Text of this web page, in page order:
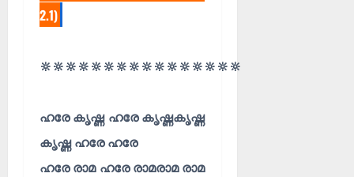
2.1)
🔆🔆🔆🔆🔆🔆🔆🔆🔆🔆🔆🔆🔆🔆🔆🔆
ഹരേ കൃഷ്ണ ഹരേ കൃഷ്ണകൃഷ്ണ
കൃഷ്ണ ഹരേ ഹരേ
ഹരേ രാമ ഹരേ രാമരാമ രാമ